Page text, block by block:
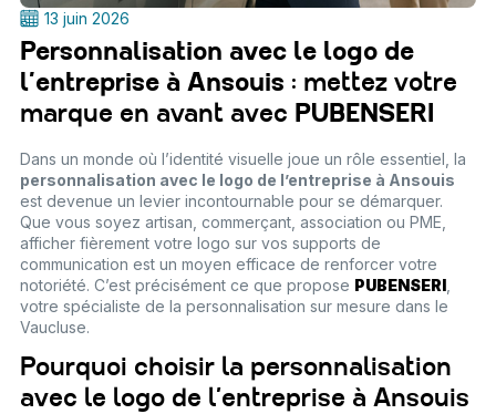
13 juin 2026
Personnalisation avec le logo de
l’entreprise à Ansouis : mettez votre
marque en avant avec PUBENSERI
Dans un monde où l’identité visuelle joue un rôle essentiel, la
personnalisation avec le logo de l’entreprise à Ansouis
est devenue un levier incontournable pour se démarquer.
Que vous soyez artisan, commerçant, association ou PME,
afficher fièrement votre logo sur vos supports de
communication est un moyen efficace de renforcer votre
notoriété. C’est précisément ce que propose PUBENSERI,
votre spécialiste de la personnalisation sur mesure dans le
Vaucluse.
Pourquoi choisir la personnalisation
avec le logo de l’entreprise à Ansouis